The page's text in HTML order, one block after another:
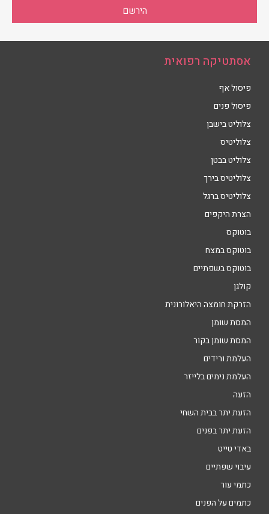
הירשם
אסתטיקה רפואית
פיסול אף
פיסול פנים
צלוליט בישבן
צלוליטיס
צלוליט בבטן
צלוליטיס בירך
צלוליטיס ברגל
הצרת היקפים
בוטוקס
בוטוקס במצח
בוטוקס בשפתיים
קולגן
הזרקת חומצה היאלורונית
המסת שומן
המסת שומן בקור
העלמת ורידים
העלמת נימים בלייזר
הזעה
הזעת יתר בבית השחי
הזעת יתר בפנים
באדי טייט
עיבוי שפתיים
כתמי עור
כתמים על הפנים